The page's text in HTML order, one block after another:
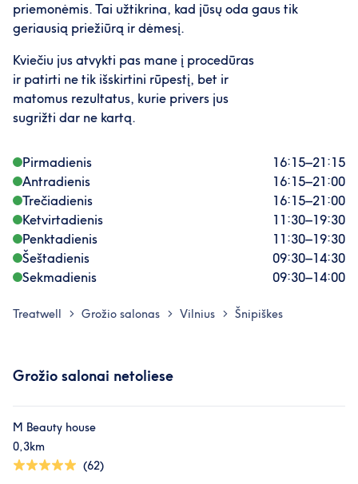
priemonėmis. Tai užtikrina, kad jūsų oda gaus tik
geriausią priežiūrą ir dėmesį.
Kviečiu jus atvykti pas mane į procedūras
ir patirti ne tik išskirtini rūpestį, bet ir
matomus rezultatus, kurie privers jus
sugrižti dar ne kartą.
Pirmadienis 16:15–21:15
Antradienis
16:15–21:00
Trečiadienis
16:15–21:00
Ketvirtadienis
11:30–19:30
Penktadienis
11:30–19:30
Šeštadienis
09:30–14:30
Sekmadienis
09:30–14:00
Treatwell > Grožio salonas > Vilnius > Šnipiškes
Grožio salonai netoliese
M Beauty house
0,3km
(62)